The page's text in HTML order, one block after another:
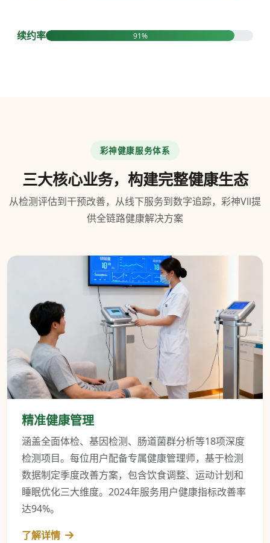
续约率 91%
彩神健康服务体系
三大核心业务，构建完整健康生态
从检测评估到干预改善，从线下服务到数字追踪，彩神Vll提
供全链路健康解决方案
精准健康管理
涵盖全面体检、基因检测、肠道菌群分析等18项深度
检测项目。每位用户配备专属健康管理师，基于检测
数据制定季度改善方案，包含饮食调整、运动计划和
睡眠优化三大维度。2024年服务用户健康指标改善率
达94%。
了解详情